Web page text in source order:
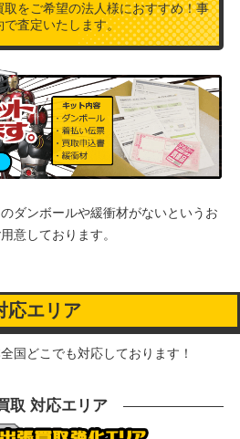
取をご希望の法人様におすすめ！事
で査定いたします。
ダンボールや緩衝材がないというお
意しております。
応エリア
国どこでも対応しております！
取 対応エリア